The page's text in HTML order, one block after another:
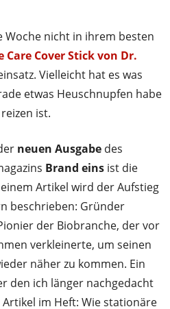
Woche nicht in ihrem besten
Care Cover Stick von Dr.
Vielleicht hat es was
etwas Heuschnupfen habe
ist.
neuen Ausgabe des
Brand eins ist die
einem Artikel wird der Aufstieg
beschrieben: Gründer
der Biobranche, der vor
verkleinerte, um seinen
näher zu kommen. Ein
den ich länger nachgedacht
im Heft: Wie stationäre